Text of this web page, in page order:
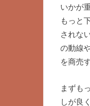
いかが
もっと
されな
の動線
を商売
まずも
しが良